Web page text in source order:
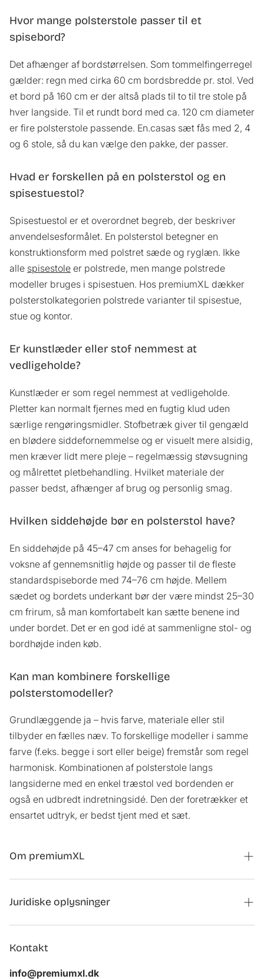
Hvor mange polsterstole passer til et
spisebord?
Det afhænger af bordstørrelsen. Som tommelfingerregel
gælder: regn med cirka 60 cm bordsbredde pr. stol. Ved
et bord på 160 cm er der altså plads til to til tre stole på
hver langside. Til et rundt bord med ca. 120 cm diameter
er fire polsterstole passende. En.casas sæt fås med 2, 4
og 6 stole, så du kan vælge den pakke, der passer.
Hvad er forskellen på en polsterstol og en
spisestuestol?
Spisestuestol er et overordnet begreb, der beskriver
anvendelsesformålet. En polsterstol betegner en
konstruktionsform med polstret sæde og ryglæn. Ikke
alle spisestole er polstrede, men mange polstrede
modeller bruges i spisestuen. Hos premiumXL dækker
polsterstolkategorien polstrede varianter til spisestue,
stue og kontor.
Er kunstlæder eller stof nemmest at
vedligeholde?
Kunstlæder er som regel nemmest at vedligeholde.
Pletter kan normalt fjernes med en fugtig klud uden
særlige rengøringsmidler. Stofbetræk giver til gengæld
en blødere siddefornemmelse og er visuelt mere alsidig,
men kræver lidt mere pleje – regelmæssig støvsugning
og målrettet pletbehandling. Hvilket materiale der
passer bedst, afhænger af brug og personlig smag.
Hvilken siddehøjde bør en polsterstol have?
En siddehøjde på 45–47 cm anses for behagelig for
voksne af gennemsnitlig højde og passer til de fleste
standardspiseborde med 74–76 cm højde. Mellem
sædet og bordets underkant bør der være mindst 25–30
cm frirum, så man komfortabelt kan sætte benene ind
under bordet. Det er en god idé at sammenligne stol- og
bordhøjde inden køb.
Kan man kombinere forskellige
polsterstomodeller?
Grundlæggende ja – hvis farve, materiale eller stil
tilbyder en fælles næv. To forskellige modeller i samme
farve (f.eks. begge i sort eller beige) fremstår som regel
harmonisk. Kombinationen af polsterstole langs
langsiderne med en enkel træstol ved bordenden er
også en udbredt indretningsidé. Den der foretrækker et
ensartet udtryk, er bedst tjent med et sæt.
Om premiumXL
Kontaktformular til samarbejder
Juridiske oplysninger
Aftryk
Kontakt
info@premiumxl.dk